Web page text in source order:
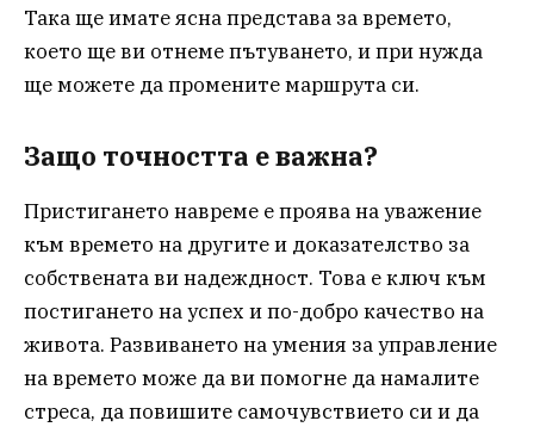
Така ще имате ясна представа за времето,
което ще ви отнеме пътуването, и при нужда
ще можете да промените маршрута си.
Защо точността е важна?
Пристигането навреме е проява на уважение
към времето на другите и доказателство за
собствената ви надеждност. Това е ключ към
постигането на успех и по-добро качество на
живота. Развиването на умения за управление
на времето може да ви помогне да намалите
стреса, да повишите самочувствието си и да